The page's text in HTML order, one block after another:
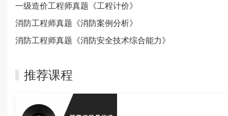
一级造价工程师真题《工程计价》
消防工程师真题《消防案例分析》
消防工程师真题《消防安全技术综合能力》
推荐课程